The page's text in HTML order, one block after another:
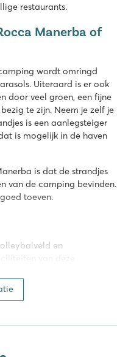
restaurants.
Manerba of
wordt omringd
Uiteraard is er ook
door veel groen, een fijne
te zijn. Neem je zelf je
is een aanlegsteiger
is mogelijk in de haven
is dat de strandjes
van de camping bevinden.
toeven.
en
van deze
maaltijd nuttigen in het
beschikt over een